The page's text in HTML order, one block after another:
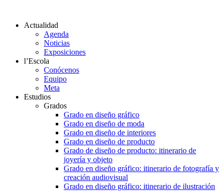
Actualidad
Agenda
Noticias
Exposiciones
l’Escola
Conócenos
Equipo
Meta
Estudios
Grados
Grado en diseño gráfico
Grado en diseño de moda
Grado en diseño de interiores
Grado en diseño de producto
Grado de diseño de producto: itinerario de
joyería y objeto
Grado en diseño gráfico: itinerario de fotografía y
creación audiovisual
Grado en diseño gráfico: itinerario de ilustración